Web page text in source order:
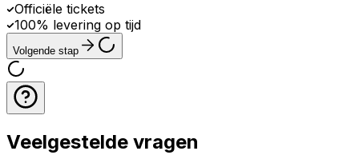
Officiële tickets
100% levering op tijd
Volgende stap
Veelgestelde vragen